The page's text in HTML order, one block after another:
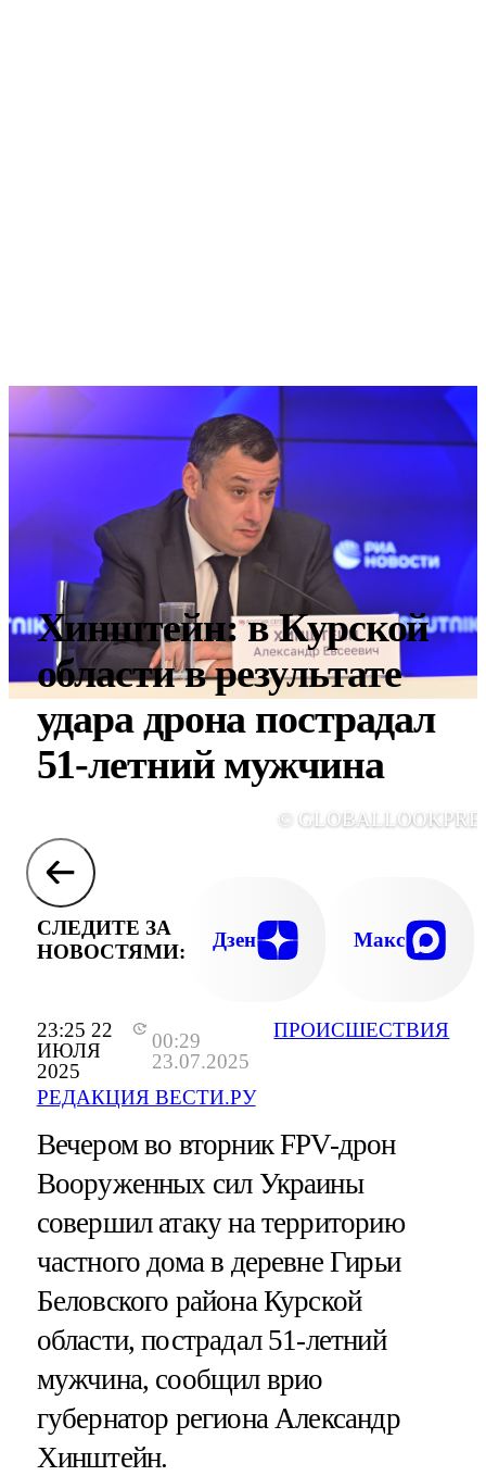
23:25 22
ИЮЛЯ
2025
00:29
23.07.2025
РЕДАКЦИЯ ВЕСТИ.РУ
ПРОИСШЕСТВИЯ
Хинштейн: в Курской
области в результате
удара дрона пострадал
51-летний мужчина
©
СЛЕДИТЕ ЗА
НОВОСТЯМИ:
Дзен Макс
Вечером во вторник FPV-дрон
Вооруженных сил Украины
совершил атаку на территорию
частного дома в деревне Гирьи
Беловского района Курской
области, пострадал 51-летний
мужчина, сообщил врио
губернатор региона Александр
Хинштейн.